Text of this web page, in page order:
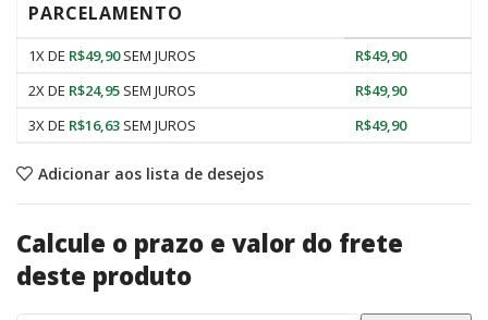
PARCELAMENTO
1X DE R$49,90SEM JUROS R$49,90
2X DE R$24,95 SEM JUROS R$49,90
3X DE R$16,63 SEM JUROS R$49,90
Adicionar aos lista de desejos
Calcule o prazo e valor do frete
deste produto